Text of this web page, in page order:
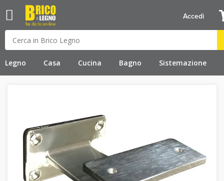
Legno Casa Cucina Bagno Sistemazione
Accedi